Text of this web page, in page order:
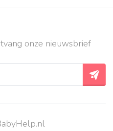
onze nieuwsbrief